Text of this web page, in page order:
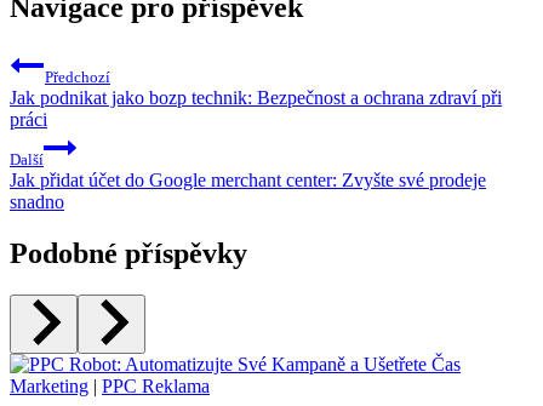
Navigace pro příspěvek
Předchozí
Jak podnikat jako bozp technik: Bezpečnost a ochrana zdraví při
práci
Další
Jak přidat účet do Google merchant center: Zvyšte své prodeje
snadno
Podobné příspěvky
Marketing | PPC Reklama